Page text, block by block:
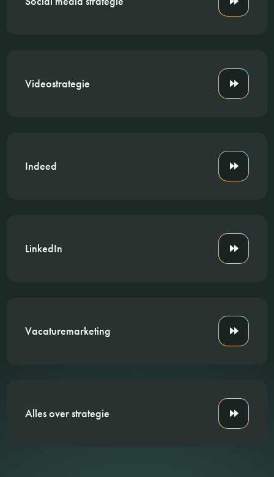
Videostrategie
Indeed
LinkedIn
Vacaturemarketing
Alles over strategie